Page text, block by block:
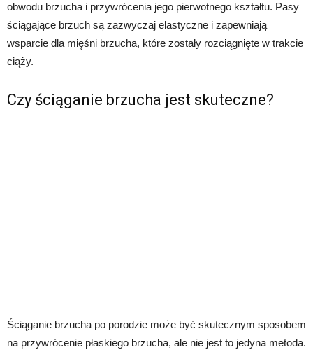
obwodu brzucha i przywrócenia jego pierwotnego kształtu. Pasy
ściągające brzuch są zazwyczaj elastyczne i zapewniają
wsparcie dla mięśni brzucha, które zostały rozciągnięte w trakcie
ciąży.
Czy ściąganie brzucha jest skuteczne?
Ściąganie brzucha po porodzie może być skutecznym sposobem
na przywrócenie płaskiego brzucha, ale nie jest to jedyna metoda.